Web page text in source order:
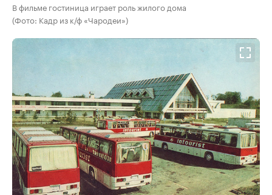
В фильме гостиница играет роль жилого дома
(Фото: Кадр из к/ф «Чародеи»)